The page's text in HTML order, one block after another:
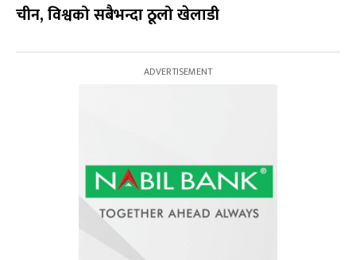
चीन, विश्वको सबैभन्दा ठूलो खेलाडी